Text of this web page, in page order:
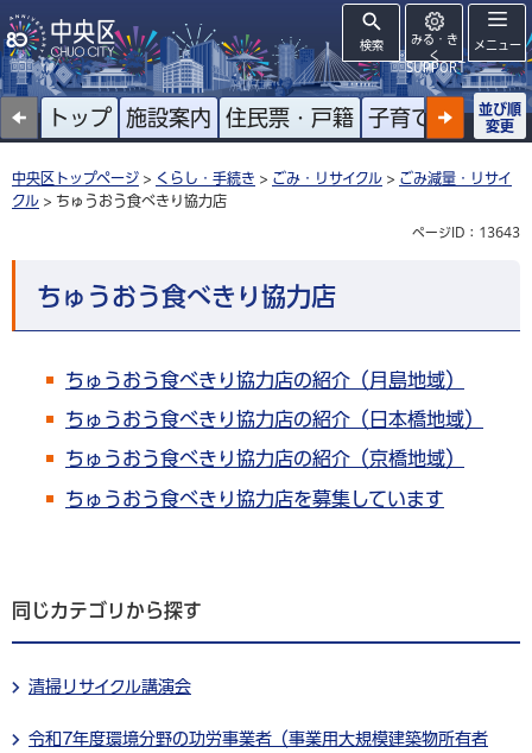
検索
みる・き
く
SUPPORT
メニュー
トップ 施設案内 住民票・戸籍 子育て 高齢者
並び順
変更
中央区トップページ > くらし・手続き > ごみ・リサイクル > ごみ減量・リサイ
クル > ちゅうおう食べきり協力店
ページID：13643
ちゅうおう食べきり協力店
ちゅうおう食べきり協力店の紹介（月島地域）
ちゅうおう食べきり協力店の紹介（日本橋地域）
ちゅうおう食べきり協力店の紹介（京橋地域）
ちゅうおう食べきり協力店を募集しています
同じカテゴリから探す
清掃リサイクル講演会
令和7年度環境分野の功労事業者（事業用大規模建築物所有者